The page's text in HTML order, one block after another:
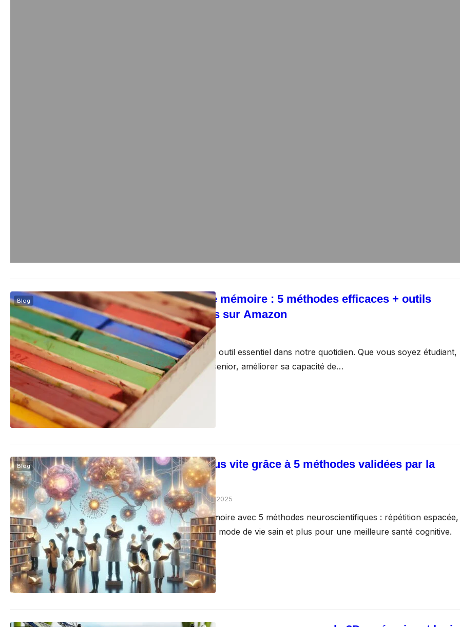
Boostez votre mémoire : 5 méthodes efficaces + outils
recommandés sur Amazon
felsmai 29, 2025
Blog
La mémoire est un outil essentiel dans notre quotidien. Que vous soyez étudiant,
professionnel ou senior, améliorer sa capacité de…
Mémoriser plus vite grâce à 5 méthodes validées par la
science
Sophie Durandmai 23, 2025
Blog
Boostez votre mémoire avec 5 méthodes neuroscientifiques : répétition espacée,
pleine conscience, mode de vie sain et plus pour une meilleure santé cognitive.